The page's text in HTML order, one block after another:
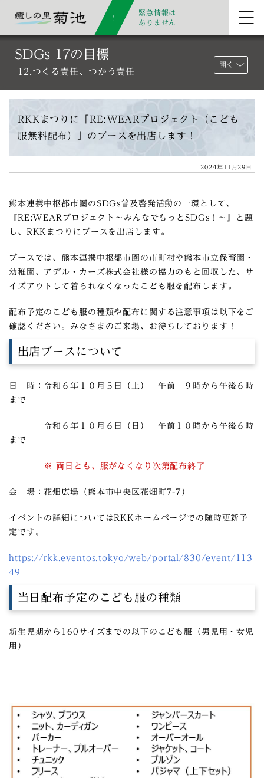
緊急情報は
ありません
SDGs 17の目標
12.つくる責任、つかう責任
開く
RKKまつりに「RE:WEARプロジェクト（こども
服無料配布）」のブースを出店します！
2024年11月29日
熊本連携中枢都市圏のSDGs普及啓発活動の一環として、
『RE:WEARプロジェクト～みんなでもっとSDGs！～』
と題
し、RKKまつりにブースを出店します。
ブースでは、熊本連携中枢都市圏の市町村や熊本市立保育園・
幼稚園、アデル・カーズ株式会社様の協力のもと回収した、サ
イズアウトして着られなくなったこども服を配布します。
配布予定のこども服の種類や配布に関する注意事項は以下をご
確認ください。みなさまのご来場、お待ちしております！
出店ブースについて
日 時：令和６年１０月５日（土） 午前 ９時から午後６時
まで
令和６年１０月６日（日） 午前１０時から午後６時
まで
※ 両日とも、服がなくなり次第配布終了
会 場：花畑広場（熊本市中央区花畑町7-7）
イベントの詳細についてはRKKホームページでの随時更新予
定です。
https://rkk.eventos.tokyo/web/portal/830/event/113
49
当日配布予定のこども服の種類
新生児期から160サイズまでの以下のこども服（男児用・女児
用）